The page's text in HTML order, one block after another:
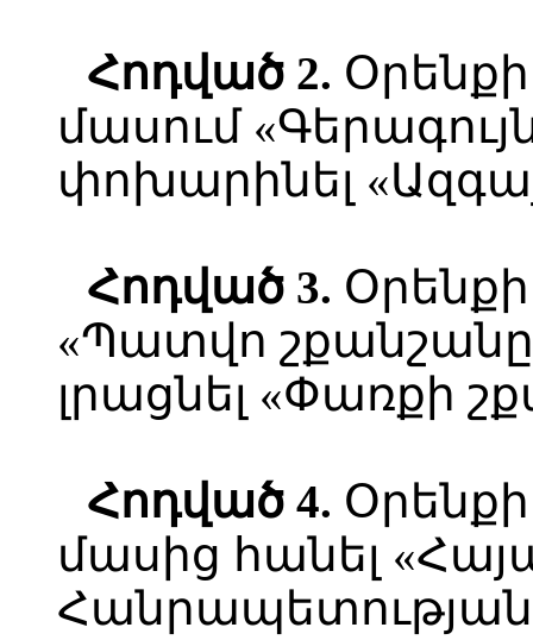
Հոդված 2.
մասում
փոխարինել
Հոդված 3.
«Պատվո
լրացնել «Փառքի
Հոդված 4.
մասից հանել
Հանրապետության